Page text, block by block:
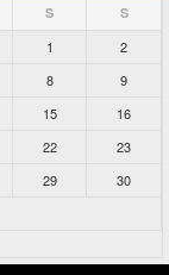
S S
1
2
8
9
15
16
22
23
29
30